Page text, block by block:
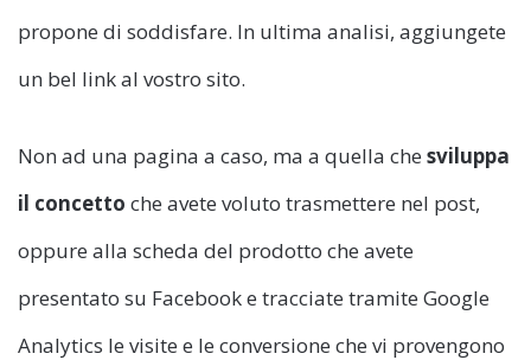
propone di soddisfare. In ultima analisi, aggiungete
un bel link al vostro sito.
Non ad una pagina a caso, ma a quella che sviluppa
il concetto che avete voluto trasmettere nel post,
oppure alla scheda del prodotto che avete
presentato su Facebook e tracciate tramite Google
Analytics le visite e le conversione che vi provengono